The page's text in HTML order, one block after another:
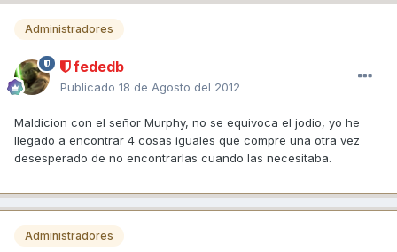
Administradores
fededb
Publicado 18 de Agosto del 2012
Maldicion con el señor Murphy, no se equivoca el jodio, yo he
llegado a encontrar 4 cosas iguales que compre una otra vez
desesperado de no encontrarlas cuando las necesitaba.
Administradores